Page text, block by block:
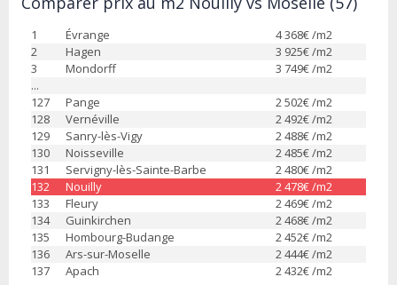
1 Évrange 4 368€ /m2
2
Hagen 3 925€ /m2
3
Mondorff 3 749€ /m2
...
127
Pange 2 502€ /m2
128
Vernéville 2 492€ /m2
129
Sanry-lès-Vigy 2 488€ /m2
130
Noisseville 2 485€ /m2
131
Servigny-lès-Sainte-Barbe 2 480€ /m2
132
Nouilly 2 478€ /m2
133
Fleury 2 469€ /m2
134
Guinkirchen 2 468€ /m2
135
Hombourg-Budange 2 452€ /m2
136
Ars-sur-Moselle 2 444€ /m2
137
Apach 2 432€ /m2